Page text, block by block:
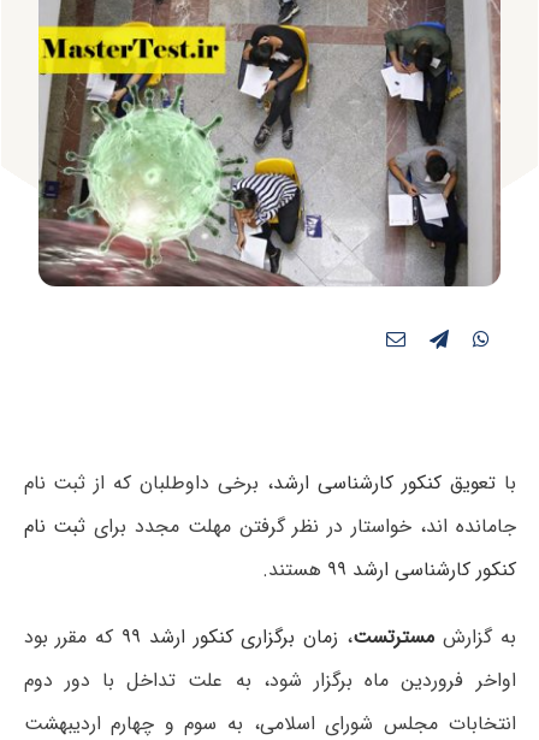
باتعویق کنکور کارشناسی ارشد، برخی داوطلبان که از ثبت نام
جامانده اند، خواستار در نظر گرفتن مهلت مجدد برایثبت نام
کنکور کارشناسی ارشد ۹۹
هستند.
به گزارشمسترتست، زمان برگزاری کنکور ارشد ۹۹
که مقرر بود
اواخر فروردین ماه برگزار شود، به علت تداخل با دور دوم
انتخابات مجلس شورای اسلامی، به سوم و چهارم اردیبهشت